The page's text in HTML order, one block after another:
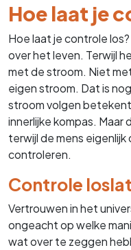
Hoe laat je
Hoe laat je controle
over het leven. Terwijl
met de stroom. Niet
eigen stroom. Dat is
stroom volgen
innerlijke kompas. Maar
terwijl de mens eigenlijk
controleren.
Controle
Vertrouwen in het
ongeacht op welke
wat over te zeggen